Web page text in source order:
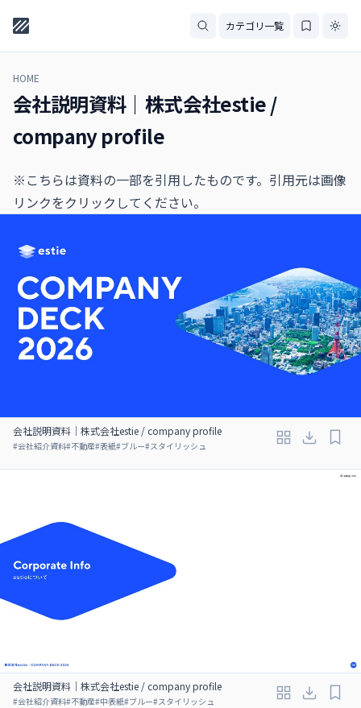
カテゴリ一覧
HOME
会社説明資料｜株式会社estie /
company profile
※こちらは資料の一部を引用したものです。引用元は画像
リンクをクリックしてください。
会社説明資料｜株式会社estie / company profile
#会社紹介資料#不動産#表紙#ブルー#スタイリッシュ
会社説明資料｜株式会社estie / company profile
#会社紹介資料#不動産#中表紙#ブルー#スタイリッシュ